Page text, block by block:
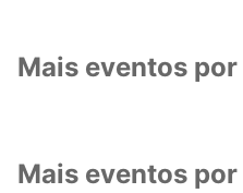
Mais eventos por
Mais eventos por